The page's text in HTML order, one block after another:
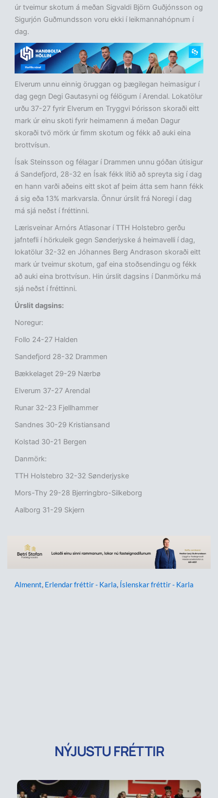
úr tveimur skotum á meðan Sigvaldi Björn Guðjónsson og
Sigurjón Guðmundsson voru ekki í leikmannahópnum í
dag.
Elverum unnu einnig öruggan og þægilegan heimasigur í
dag gegn Degi Gautasyni og félögum í Arendal. Lokatölur
urðu 37-27 fyrir Elverum en Tryggvi Þórisson skoraði eitt
mark úr einu skoti fyrir heimamenn á meðan Dagur
skoraði tvö mörk úr fimm skotum og fékk að auki eina
brottvísun.
Ísak Steinsson og félagar í Drammen unnu góðan útisigur
á Sandefjord, 28-32 en Ísak fékk lítið að spreyta sig í dag
en hann varði aðeins eitt skot af þeim átta sem hann fékk
á sig eða 13% markvarsla. Önnur úrslit frá Noregi í dag
má sjá neðst í fréttinni.
Lærisveinar Arnórs Atlasonar í TTH Holstebro gerðu
jafntefli í hörkuleik gegn Sønderjyske á heimavelli í dag,
lokatölur 32-32 en Jóhannes Berg Andrason skoraði eitt
mark úr tveimur skotum, gaf eina stoðsendingu og fékk
að auki eina brottvísun. Hin úrslit dagsins í Danmörku má
sjá neðst í fréttinni.
Úrslit dagsins:
Noregur:
Follo 24-27 Halden
Sandefjord 28-32 Drammen
Bækkelaget 29-29 Nærbø
Elverum 37-27 Arendal
Runar 32-23 Fjellhammer
Sandnes 30-29 Kristiansand
Kolstad 30-21 Bergen
Danmörk:
TTH Holstebro 32-32 Sønderjyske
Mors-Thy 29-28 Bjerringbro-Silkeborg
Aalborg 31-29 Skjern
Almennt, Erlendar fréttir - Karla, Íslenskar fréttir - Karla
NÝJUSTU FRÉTTIR